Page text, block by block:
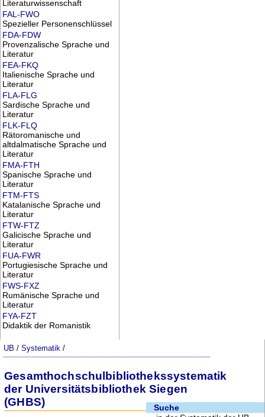
Literaturwissenschaft
FAL-FWO
Spezieller Personenschlüssel
FDA-FDW
Provenzalische Sprache und
Literatur
FEA-FKQ
Italienische Sprache und
Literatur
FLA-FLG
Sardische Sprache und
Literatur
FLK-FLQ
Rätoromanische und
altdalmatische Sprache und
Literatur
FMA-FTH
Spanische Sprache und
Literatur
FTM-FTS
Katalanische Sprache und
Literatur
FTW-FTZ
Galicische Sprache und
Literatur
FUA-FWR
Portugiesische Sprache und
Literatur
FWS-FXZ
Rumänische Sprache und
Literatur
FYA-FZT
Didaktik der Romanistik
UB /Systematik /
Gesamthochschulbibliothekssystematik
der Universitätsbibliothek Siegen
(GHBS)
Suche